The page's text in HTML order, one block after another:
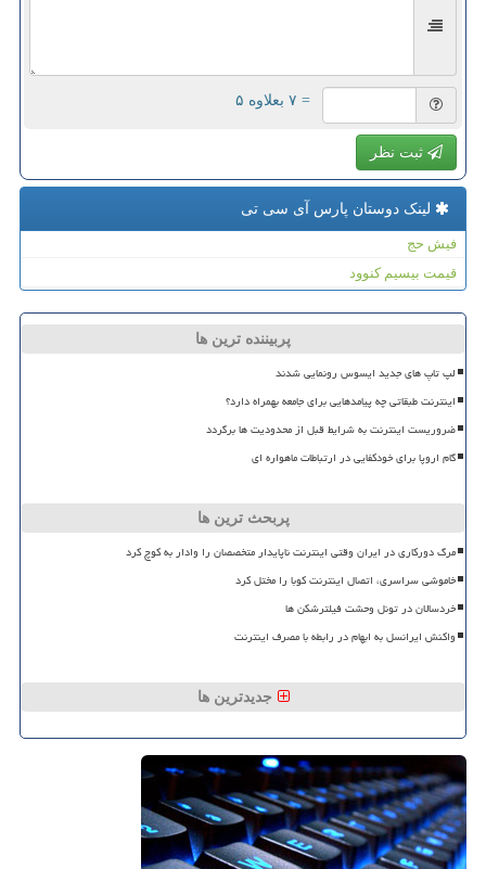
= ۷ بعلاوه ۵
ثبت نظر
لینک دوستان پارس آی سی تی
فیش حج
قیمت بیسیم کنوود
پربیننده ترین ها
لپ تاپ های جدید ایسوس رونمایی شدند
اینترنت طبقاتی چه پیامدهایی برای جامعه بهمراه دارد؟
ضروریست اینترنت به شرایط قبل از محدودیت ها برگردد
گام اروپا برای خودکفایی در ارتباطات ماهواره ای
پربحث ترین ها
مرگ دورکاری در ایران وقتی اینترنت ناپایدار متخصصان را وادار به کوچ کرد
خاموشی سراسری، اتصال اینترنت کوبا را مختل کرد
خردسالان در تونل وحشت فیلترشکن ها
واکنش ایرانسل به ابهام در رابطه با مصرف اینترنت
جدیدترین ها